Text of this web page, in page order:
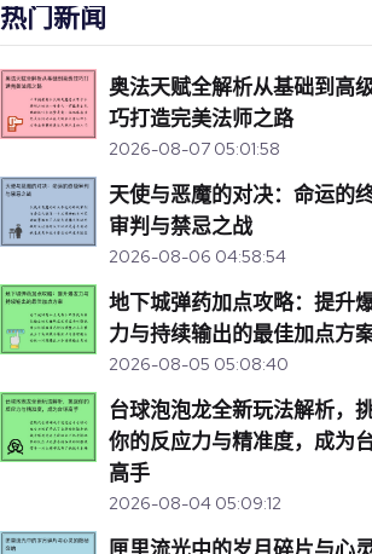
热门新闻
奥法天赋全解析从基础到高
巧打造完美法师之路
2026-08-07 05:01:58
天使与恶魔的对决：命运的
审判与禁忌之战
2026-08-06 04:58:54
地下城弹药加点攻略：提升
力与持续输出的最佳加点方
2026-08-05 05:08:40
台球泡泡龙全新玩法解析，
你的反应力与精准度，成为
高手
2026-08-04 05:09:12
匣里流光中的岁月碎片与心